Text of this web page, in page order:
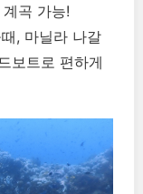
곡 가능!
, 마닐라 나갈
보트로 편하게